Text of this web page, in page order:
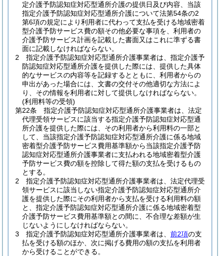
定介護予防認知症対応型通所介護の提供日及び内容、当該
指定介護予防認知症対応型通所介護について法第54条の2
第6項の規定により利用者に代わって支払を受ける地域密着
型介護予防サービス費の額その他必要な事項を、利用者の
介護予防サービス計画を記載した書面又はこれに準ずる書
面に記載しなければならない。
2
指定介護予防認知症対応型通所介護事業者は、指定介護予
防認知症対応型通所介護を提供した際には、提供した具体
的なサービスの内容等を記録するとともに、利用者からの
申出があった場合には、文書の交付その他適切な方法によ
り、その情報を利用者に対して提供しなければならない。
(利用料等の受領)
第22条
指定介護予防認知症対応型通所介護事業者は、法定
代理受領サービスに該当する指定介護予防認知症対応型通
所介護を提供した際には、その利用者から利用料の一部と
して、当該指定介護予防認知症対応型通所介護に係る地域
密着型介護予防サービス費用基準額から当該指定介護予防
認知症対応型通所介護事業者に支払われる地域密着型介護
予防サービス費の額を控除して得た額の支払を受けるもの
とする。
2
指定介護予防認知症対応型通所介護事業者は、法定代理受
領サービスに該当しない指定介護予防認知症対応型通所介
護を提供した際にその利用者から支払を受ける利用料の額
と、指定介護予防認知症対応型通所介護に係る地域密着型
介護予防サービス費用基準額との間に、不合理な差額が生
じないようにしなければならない。
3
指定介護予防認知症対応型通所介護事業者は、 前2項の支
払を受ける額のほか、次に掲げる費用の額の支払を利用者
から受けることができる。